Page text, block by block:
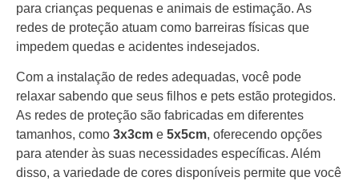
para crianças pequenas e animais de estimação. As
redes de proteção atuam como barreiras físicas que
impedem quedas e acidentes indesejados.
Com a instalação de redes adequadas, você pode
relaxar sabendo que seus filhos e pets estão protegidos.
As redes de proteção são fabricadas em diferentes
tamanhos, como 3x3cm e 5x5cm, oferecendo opções
para atender às suas necessidades específicas. Além
disso, a variedade de cores disponíveis permite que você